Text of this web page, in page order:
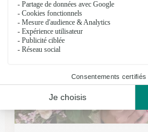
Voir la boutique